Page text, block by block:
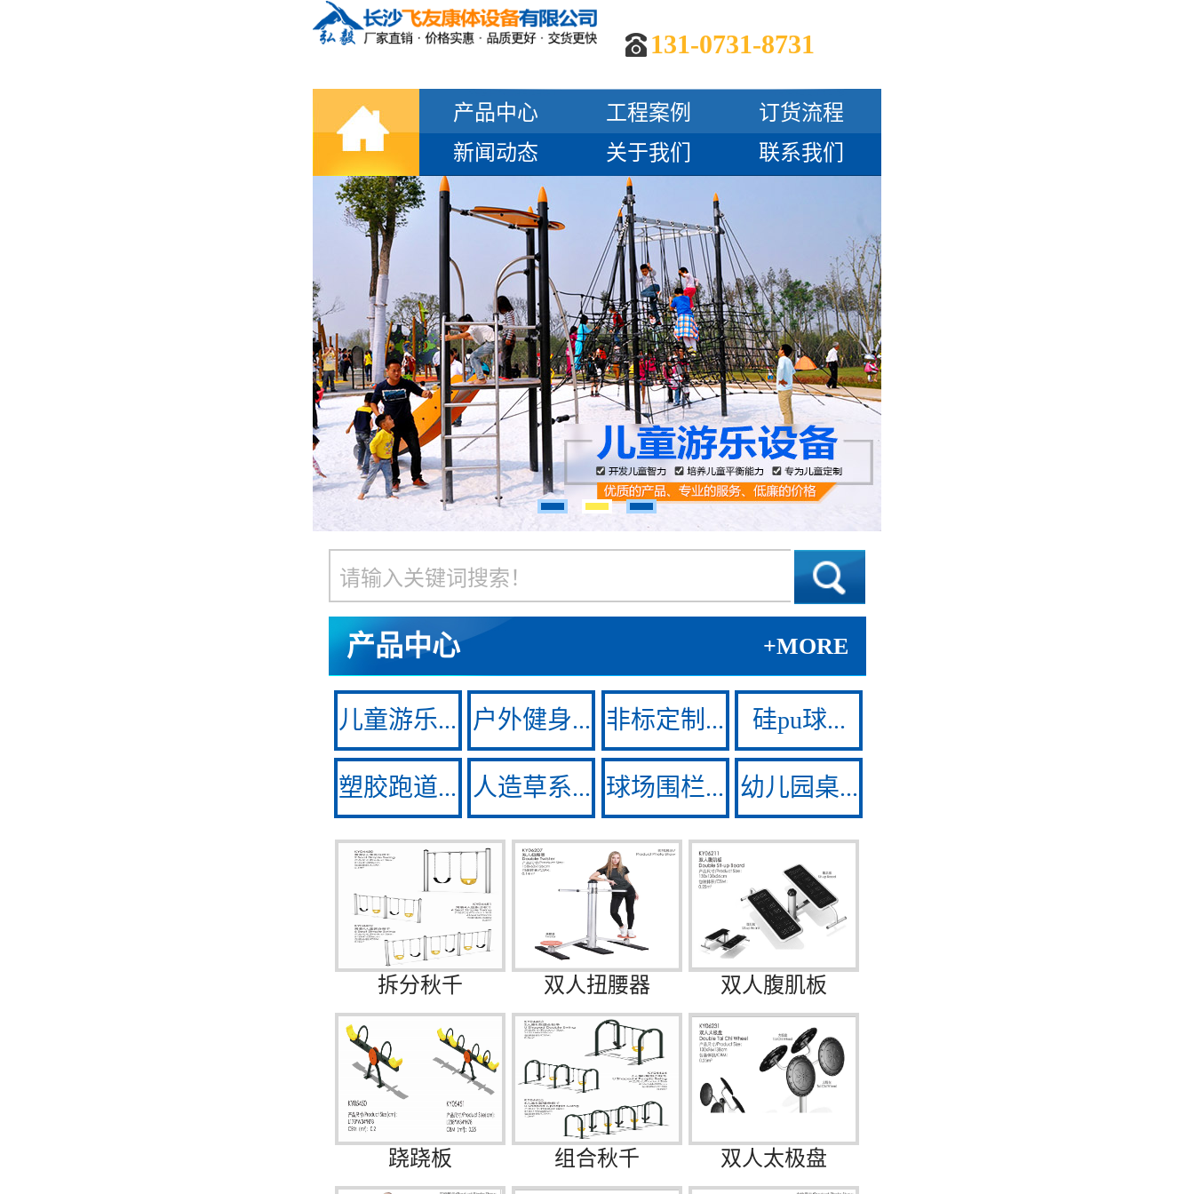
131-0731-8731
产品中心 工程案例
订货流程
新闻动态
关于我们 联系我们
产品中心 +MORE
儿童游乐... 户外健身... 非标定制... 硅pu球...
塑胶跑道... 人造草系... 球场围栏... 幼儿园桌...
拆分秋千 双人扭腰器 双人腹肌板
跷跷板 组合秋千 双人太极盘